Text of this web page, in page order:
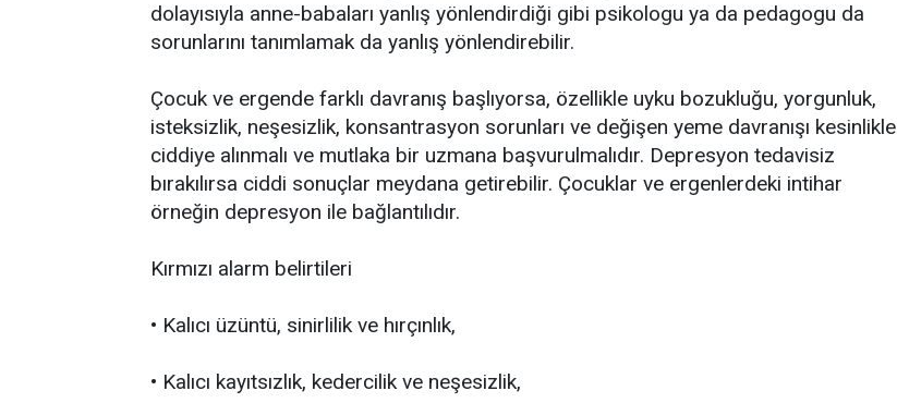
dolayısıyla anne-babaları yanlış yönlendirdiği gibi psikologu ya da pedagogu da
sorunlarını tanımlamak da yanlış yönlendirebilir.
Çocuk ve ergende farklı davranış başlıyorsa, özellikle uyku bozukluğu, yorgunluk,
isteksizlik, neşesizlik, konsantrasyon sorunları ve değişen yeme davranışı kesinlikle
ciddiye alınmalı ve mutlaka bir uzmana başvurulmalıdır. Depresyon tedavisiz
bırakılırsa ciddi sonuçlar meydana getirebilir. Çocuklar ve ergenlerdeki intihar
örneğin depresyon ile bağlantılıdır.
Kırmızı alarm belirtileri
• Kalıcı üzüntü, sinirlilik ve hırçınlık,
• Kalıcı kayıtsızlık, kedercilik ve neşesizlik,